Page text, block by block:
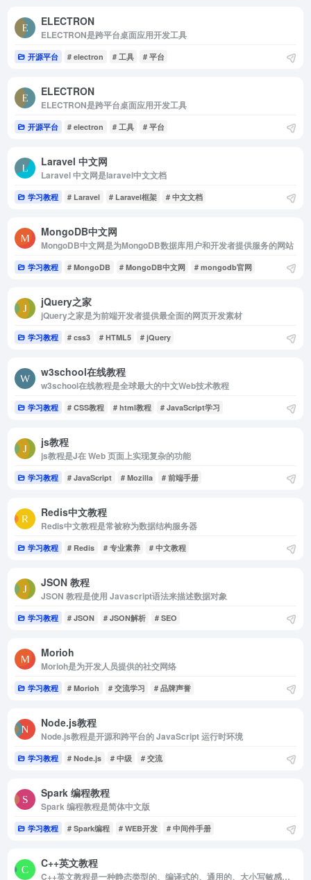
ELECTRON
ELECTRON是跨平台桌面应用开发工具
开源平台 # electron # 工具 # 平台
ELECTRON
ELECTRON是跨平台桌面应用开发工具
开源平台 # electron # 工具 # 平台
Laravel 中文网
Laravel 中文网是laravel中文文档
学习教程 # Laravel # Laravel框架 # 中文文档
MongoDB中文网
MongoDB中文网是为MongoDB数据库用户和开发者提供服务的网站
学习教程 # MongoDB # MongoDB中文网 # mongodb官网
jQuery之家
jQuery之家是为前端开发者提供最全面的网页开发素材
学习教程 # css3 # HTML5 # jQuery
w3school在线教程
w3school在线教程是全球最大的中文Web技术教程
学习教程 # CSS教程 # html教程 # JavaScript学习
js教程
js教程是J在 Web 页面上实现复杂的功能
学习教程 # JavaScript # Mozilla # 前端手册
Redis中文教程
Redis中文教程是常被称为数据结构服务器
学习教程 # Redis # 专业素养 # 中文教程
JSON 教程
JSON 教程是使用 Javascript语法来描述数据对象
学习教程 # JSON # JSON解析 # SEO
Morioh
Morioh是为开发人员提供的社交网络
学习教程 # Morioh # 交流学习 # 品牌声誉
Node.js教程
Node.js教程是开源和跨平台的 JavaScript 运行时环境
学习教程 # Node.js # 中级 # 交流
Spark 编程教程
Spark 编程教程是简体中文版
学习教程 # Spark编程 # WEB开发 # 中间件手册
C++英文教程
C++英文教程是一种静态类型的、编译式的、通用的、大小写敏感的、不规则的编程语言，支持过程化编程